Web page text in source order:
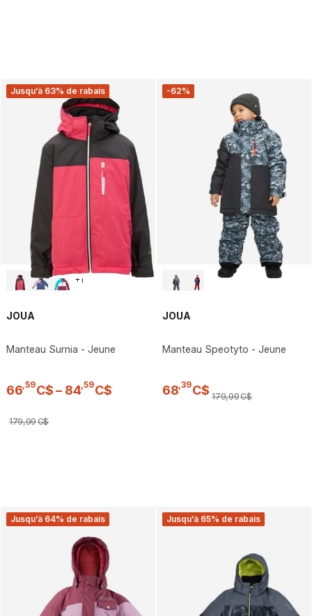
Jusqu’à 63% de rabais
+1
JOUA
Manteau Surnia - Jeune
66 59C$ – 84 ,59C$
179,99C$
-62%
JOUA
Manteau Speotyto - Jeune
68 39C$ 179,99C$
Jusqu’à 64% de rabais Jusqu’à 65% de rabais